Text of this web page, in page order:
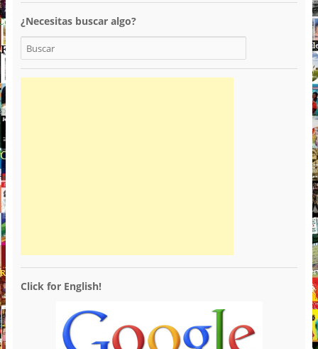
¿Necesitas buscar algo?
Click for English!